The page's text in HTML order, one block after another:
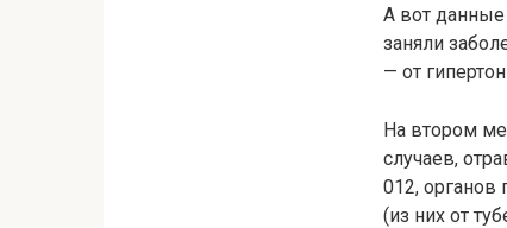
А вот данные
заняли
— от
На втором
случаев,
012, органов
(из них от